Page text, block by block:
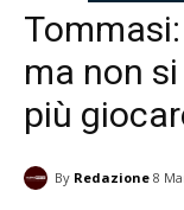
ma non
più
By Redazione 8